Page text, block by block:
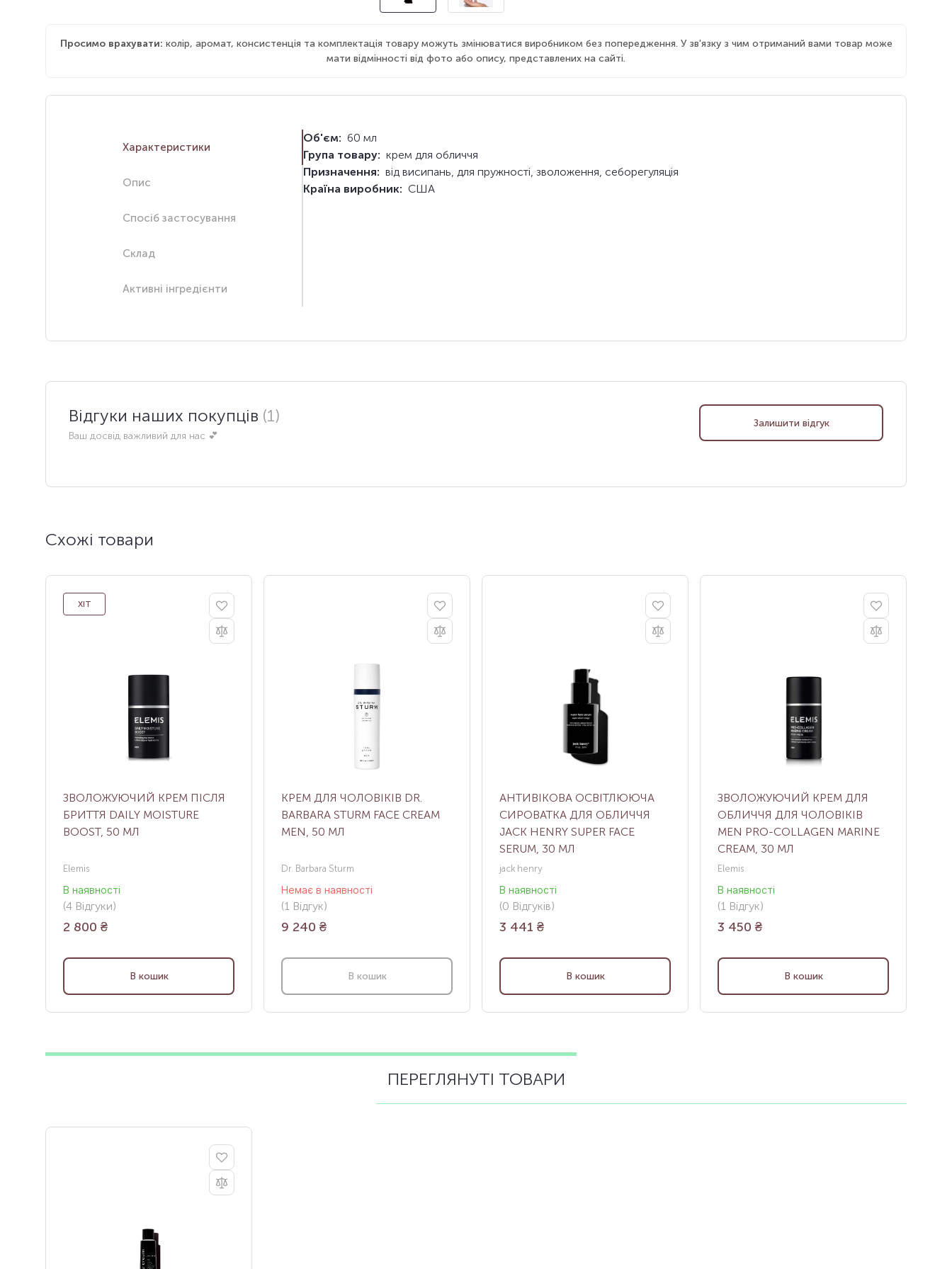
Просимо врахувати: колір, аромат, консистенція та комплектація товару можуть змінюватися виробником без попередження. У зв'язку з чим отриманий вами товар може
мати відмінності від фото або опису, представлених на сайті.
Характеристики
Опис
Спосіб застосування
Склад
Активні інгредієнти
Об'єм: 60 мл
Група товару: крем для обличчя
Призначення: від висипань, для пружності, зволоження, себорегуляція
Країна виробник: США
Відгуки наших покупців (1)
Ваш досвід важливий для нас 💕
Залишити відгук
Схожі товари
ХІТ
ЗВОЛОЖУЮЧИЙ КРЕМ ПІСЛЯ
БРИТТЯ DAILY MOISTURE
BOOST, 50 МЛ
Elemis
В наявності
(4 Відгуки)
2 800 ₴
В кошик
КРЕМ ДЛЯ ЧОЛОВІКІВ DR.
BARBARA STURM FACE CREAM
MEN, 50 МЛ
Dr. Barbara Sturm
Немає в наявності
(1 Відгук)
9 240 ₴
В кошик
АНТИВІКОВА ОСВІТЛЮЮЧА
СИРОВАТКА ДЛЯ ОБЛИЧЧЯ
JACK HENRY SUPER FACE
SERUM, 30 МЛ
jack henry
В наявності
(0 Відгуків)
3 441 ₴
В кошик
ЗВОЛОЖУЮЧИЙ КРЕМ ДЛЯ
ОБЛИЧЧЯ ДЛЯ ЧОЛОВІКІВ
MEN PRO-COLLAGEN MARINE
CREAM, 30 МЛ
Elemis
В наявності
(1 Відгук)
3 450 ₴
В кошик
ПЕРЕГЛЯНУТІ ТОВАРИ